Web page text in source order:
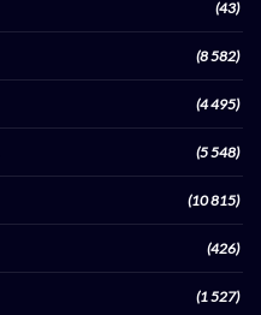
(43)
(8 582)
(4 495)
(5 548)
(10 815)
(426)
(1 527)